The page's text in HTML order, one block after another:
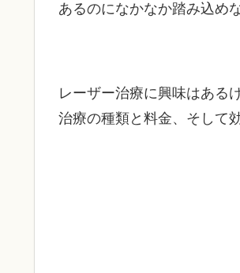
あるのになかなか踏み込め
レーザー治療に興味はある
治療の種類と料金、そして